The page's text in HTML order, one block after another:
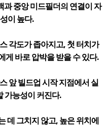
중앙 미드필더의 연결이 자
이 높다.
각도가 좁아지고, 첫 터치가
게 바로 압박을 받을 수 있다.
앞 빌드업 시작 지점에서 실
가능성이 커진다.
데 그치지 않고, 높은 위치에